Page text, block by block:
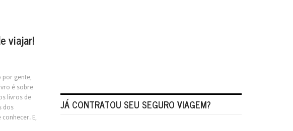
viajar!
por gente,
é sobre
livros de
dos
E,
JÁ CONTRATOU SEU SEGURO VIAGEM?